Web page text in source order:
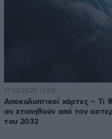
17·02·2025 14:20
Αποκαλυπτικοί χάρτες – Τι
αν χτυπηθούν από τον
του 2032